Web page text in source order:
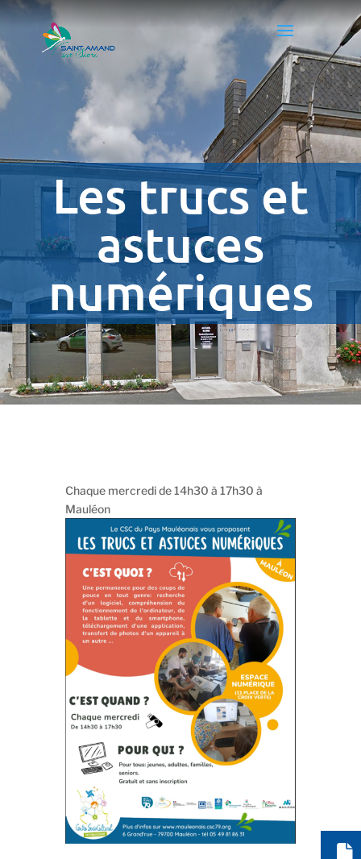
Les trucs et
astuces
numériques
Chaque mercredi de 14h30 à 17h30 à
Mauléon